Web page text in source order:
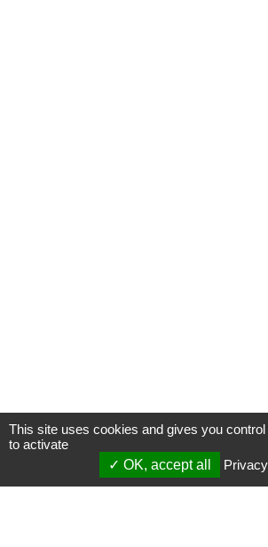
This site uses cookies and gives you
to activate
OK, accept all